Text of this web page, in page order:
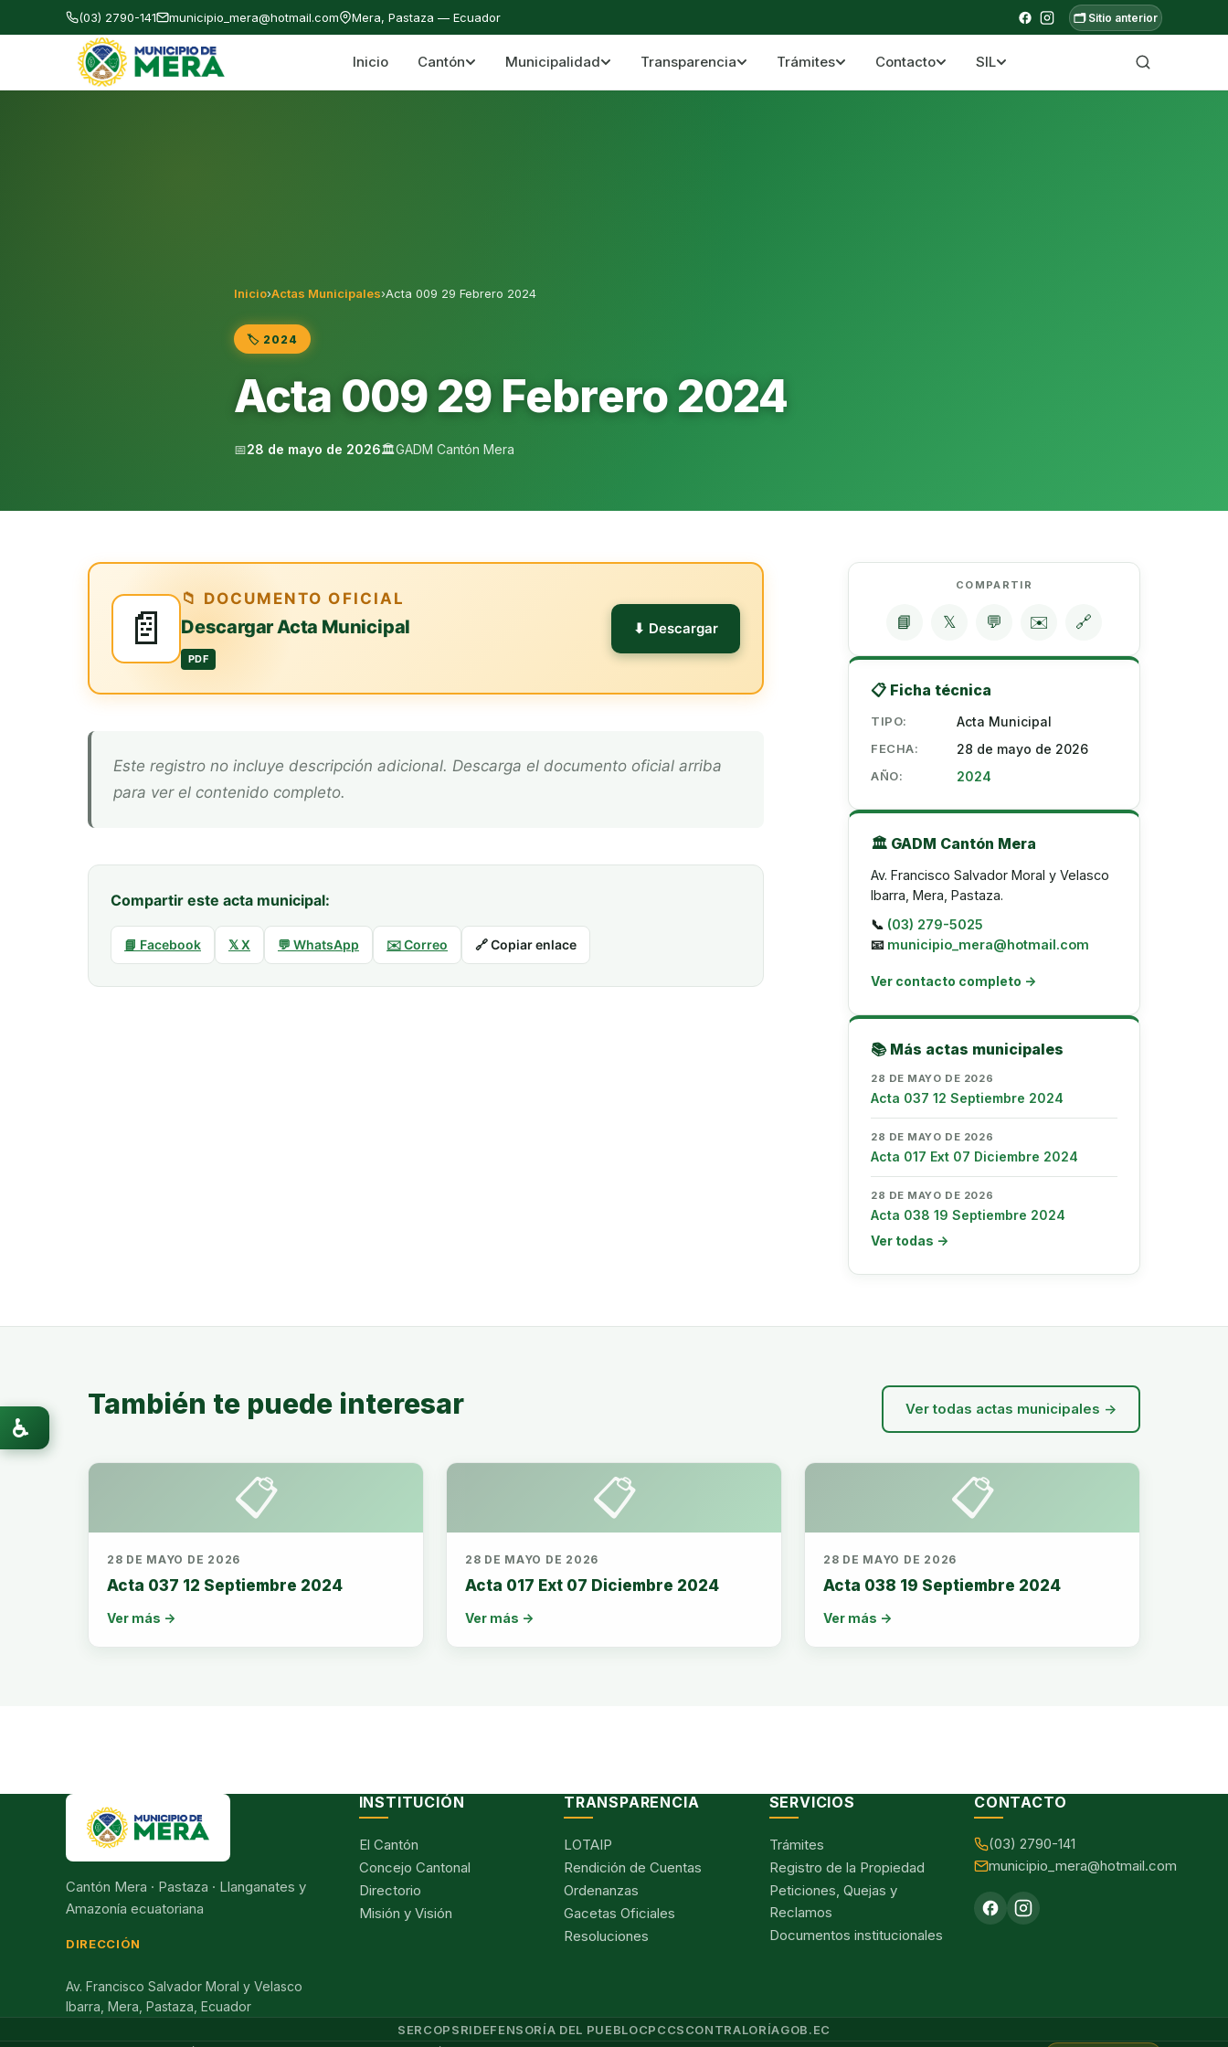
(03) 2790-141 municipio_mera@hotmail.com Mera, Pastaza — Ecuador 🗂️ Sitio anterior
Gobierno Autónomo Descentralizado Municipal del Cantón Mera Cantón Mera · Pastaza · Llanganates y Amazonía ecuatoriana
Inicio Cantón Municipalidad Transparencia Trámites Contacto SIL
Inicio›Actas Municipales›Acta 009 29 Febrero 2024
🏷️ 2024
Acta 009 29 Febrero 2024
📅28 de mayo de 2026🏛️GADM Cantón Mera
📄
📁 DOCUMENTO OFICIAL
Descargar Acta Municipal
PDF
⬇ Descargar
Este registro no incluye descripción adicional. Descarga el documento oficial arriba
para ver el contenido completo.
Compartir este acta municipal:
📘 Facebook 𝕏 X 💬 WhatsApp ✉️ Correo 🔗 Copiar enlace
COMPARTIR
📘 𝕏 💬 ✉️ 🔗
📋 Ficha técnica
TIPO: Acta Municipal
FECHA: 28 de mayo de 2026
AÑO: 2024
🏛️ GADM Cantón Mera
Av. Francisco Salvador Moral y Velasco
Ibarra, Mera, Pastaza.
📞 (03) 279-5025
📧 municipio_mera@hotmail.com
Ver contacto completo →
📚 Más actas municipales
28 DE MAYO DE 2026
Acta 037 12 Septiembre 2024
28 DE MAYO DE 2026
Acta 017 Ext 07 Diciembre 2024
28 DE MAYO DE 2026
Acta 038 19 Septiembre 2024
Ver todas →
También te puede interesar Ver todas actas municipales →
📋
28 DE MAYO DE 2026
Acta 037 12 Septiembre 2024
Ver más →
📋
28 DE MAYO DE 2026
Acta 017 Ext 07 Diciembre 2024
Ver más →
📋
28 DE MAYO DE 2026
Acta 038 19 Septiembre 2024
Ver más →
Cantón Mera · Pastaza · Llanganates y
Amazonía ecuatoriana
DIRECCIÓN
Av. Francisco Salvador Moral y Velasco
Ibarra, Mera, Pastaza, Ecuador
INSTITUCIÓN
El Cantón
Concejo Cantonal
Directorio
Misión y Visión
TRANSPARENCIA
LOTAIP
Rendición de Cuentas
Ordenanzas
Gacetas Oficiales
Resoluciones
SERVICIOS
Trámites
Registro de la Propiedad
Peticiones, Quejas y
Reclamos
Documentos institucionales
CONTACTO
(03) 2790-141
municipio_mera@hotmail.com
SERCOPSRIDEFENSORÍA DEL PUEBLOCPCCSCONTRALORÍAGOB.EC
♿